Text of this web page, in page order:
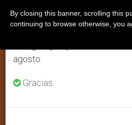
CIUDAD DEL
el mensaje que ha
Michael L. Fitzgerald,
Consejo Pontificio para
con motivo de la fiesta
agosto.
Gracias.
By closing this banner, scrolling this
continuing to browse otherwise, you